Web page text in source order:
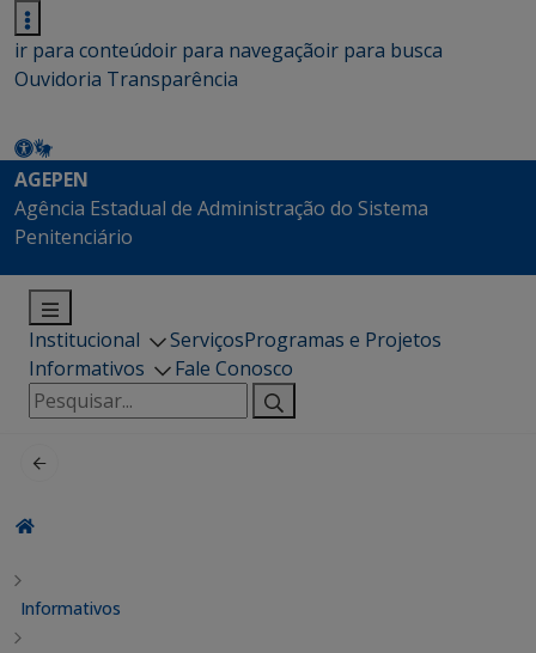
ir para conteúdoir para navegaçãoir para busca
Ouvidoria Transparência
AGEPEN
Agência Estadual de Administração do Sistema
Penitenciário
Institucional ServiçosProgramas e Projetos
Informativos
Fale Conosco
Pesquisar
por:
Informativos